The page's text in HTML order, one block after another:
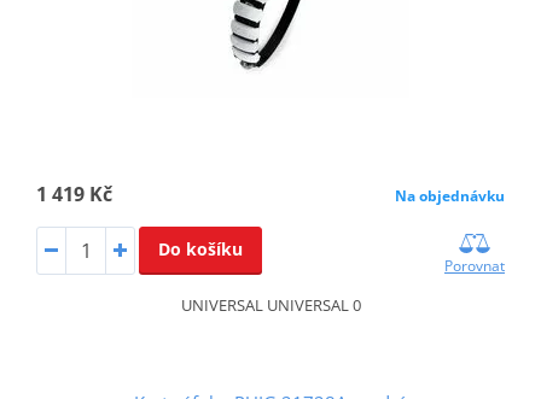
1 419 Kč Na objednávku
Do košíku
Porovnat
UNIVERSAL UNIVERSAL 0